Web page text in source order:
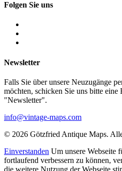
Folgen Sie uns
Newsletter
Falls Sie über unsere Neuzugänge
möchten, schicken Sie uns bitte
"Newsletter".
info@vintage-maps.com
© 2026 Götzfried Antique Maps.
Einverstanden Um unsere Webseite
fortlaufend verbessern zu können,
die weitere Nutzung der Webseite